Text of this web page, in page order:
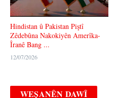
Hindistan û Pakistan Piştî
Zêdebûna Nakokiyên Amerîka-
Îranê Bang ...
12/07/2026
WEȘANÊN DAWÎ